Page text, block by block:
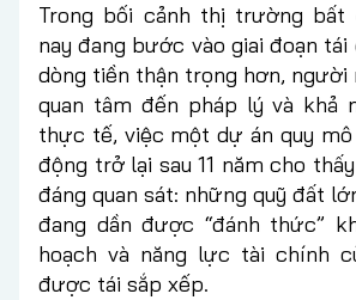
Trong bối cảnh thị trường bất
nay đang bước vào giai đoạn tái
dòng tiền thận trọng hơn, người
quan tâm đến pháp lý và khả
thực tế, việc một dự án quy
động trở lại sau 11 năm cho
đáng quan sát: những quỹ đất
đang dần được “đánh thức”
hoạch và năng lực tài chính
được tái sắp xếp.